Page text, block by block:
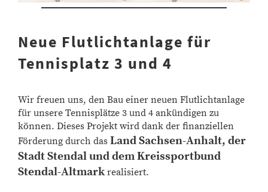
Neue Flutlichtanlage für
Tennisplatz 3 und 4
Wir freuen uns, den Bau einer neuen Flutlichtanlage
für unsere Tennisplätze 3 und 4 ankündigen zu
können. Dieses Projekt wird dank der finanziellen
Förderung durch das Land Sachsen-Anhalt, der
Stadt Stendal und dem Kreissportbund
Stendal-Altmarkrealisiert.